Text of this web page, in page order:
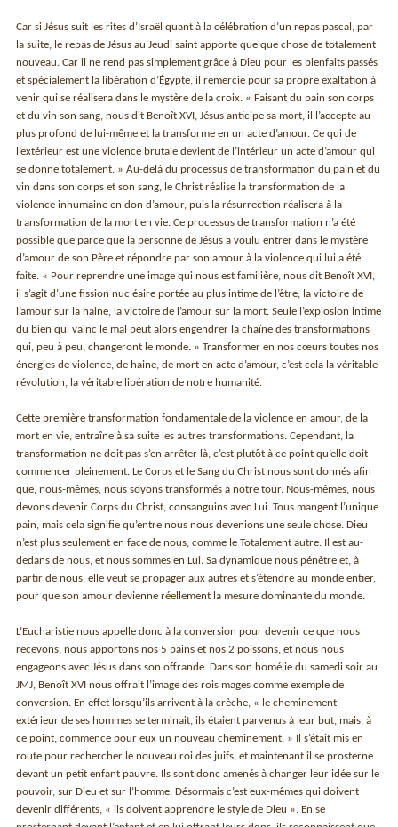
Car si Jésus suit les rites d’Israël quant à la célébration d’un repas pascal, par
la suite, le repas de Jésus au Jeudi saint apporte quelque chose de totalement
nouveau. Car il ne rend pas simplement grâce à Dieu pour les bienfaits passés
et spécialement la libération d’Égypte, il remercie pour sa propre exaltation à
venir qui se réalisera dans le mystère de la croix. « Faisant du pain son corps
et du vin son sang, nous dit Benoît XVI, Jésus anticipe sa mort, il l’accepte au
plus profond de lui-même et la transforme en un acte d’amour. Ce qui de
l’extérieur est une violence brutale devient de l’intérieur un acte d’amour qui
se donne totalement. » Au-delà du processus de transformation du pain et du
vin dans son corps et son sang, le Christ réalise la transformation de la
violence inhumaine en don d’amour, puis la résurrection réalisera à la
transformation de la mort en vie. Ce processus de transformation n’a été
possible que parce que la personne de Jésus a voulu entrer dans le mystère
d’amour de son Père et répondre par son amour à la violence qui lui a été
faite. « Pour reprendre une image qui nous est familière, nous dit Benoît XVI,
il s’agit d’une fission nucléaire portée au plus intime de l’être, la victoire de
l’amour sur la haine, la victoire de l’amour sur la mort. Seule l’explosion intime
du bien qui vainc le mal peut alors engendrer la chaîne des transformations
qui, peu à peu, changeront le monde. » Transformer en nos cœurs toutes nos
énergies de violence, de haine, de mort en acte d’amour, c’est cela la véritable
révolution, la véritable libération de notre humanité.
Cette première transformation fondamentale de la violence en amour, de la
mort en vie, entraîne à sa suite les autres transformations. Cependant, la
transformation ne doit pas s’en arrêter là, c’est plutôt à ce point qu’elle doit
commencer pleinement. Le Corps et le Sang du Christ nous sont donnés afin
que, nous-mêmes, nous soyons transformés à notre tour. Nous-mêmes, nous
devons devenir Corps du Christ, consanguins avec Lui. Tous mangent l’unique
pain, mais cela signifie qu’entre nous nous devenions une seule chose. Dieu
n’est plus seulement en face de nous, comme le Totalement autre. Il est au-
dedans de nous, et nous sommes en Lui. Sa dynamique nous pénètre et, à
partir de nous, elle veut se propager aux autres et s’étendre au monde entier,
pour que son amour devienne réellement la mesure dominante du monde.
L’Eucharistie nous appelle donc à la conversion pour devenir ce que nous
recevons, nous apportons nos 5 pains et nos 2 poissons, et nous nous
engageons avec Jésus dans son offrande. Dans son homélie du samedi soir au
JMJ, Benoît XVI nous offrait l’image des rois mages comme exemple de
conversion. En effet lorsqu’ils arrivent à la crèche, « le cheminement
extérieur de ses hommes se terminait, ils étaient parvenus à leur but, mais, à
ce point, commence pour eux un nouveau cheminement. » Il s’était mis en
route pour rechercher le nouveau roi des juifs, et maintenant il se prosterne
devant un petit enfant pauvre. Ils sont donc amenés à changer leur idée sur le
pouvoir, sur Dieu et sur l’homme. Désormais c’est eux-mêmes qui doivent
devenir différents, « ils doivent apprendre le style de Dieu ». En se